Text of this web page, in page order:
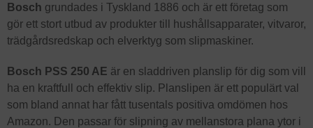
Bosch grundades i Tyskland 1886 och är ett företag som
gör ett stort utbud av produkter till hushållsapparater, vitvaror,
trädgårdsredskap och elverktyg som slipmaskiner.
Bosch PSS 250 AE är en sladdriven planslip för dig som vill
ha en kraftfull och effektiv slip. Planslipen är ett populärt val
som bland annat har fått tusentals positiva omdömen hos
Amazon. Den passar för slipning av mellanstora plana ytor i